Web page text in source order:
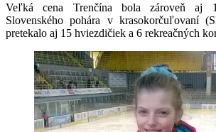
Veľká cena Trenčína bola zároveň aj
Slovenského pohára v krasokorčuľovaní
pretekalo aj 15 hviezdičiek a 6 rekreačných